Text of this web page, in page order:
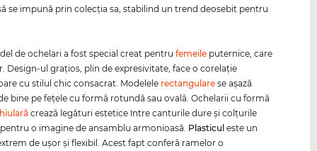
se impună prin colecţia sa, stabilind un trend deosebit pentru
de ochelari a fost special creat pentrufemeile puternice, care
Design-ul graţios, plin de expresivitate, face o corelaţie
cu stilul chic consacrat. Modelele rectangulare se aşază
bine pe feţele cu formă rotundă sau ovală. Ochelarii cu formă
crează legături estetice între canturile dure şi colţurile
o imagine de ansamblu armonioasă. Plasticul este un
de uşor şi flexibil. Acest fapt conferă ramelor o